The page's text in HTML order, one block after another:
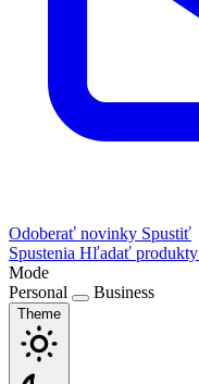
Odoberať novinky Spustiť
Spustenia Hľadať produkty
Mode
Personal
Business
Theme